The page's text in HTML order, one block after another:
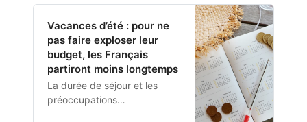
Tinel.
Vacances d’été : pour ne
pas faire exploser leur
budget, les Français
partiront moins longtemps
La durée de séjour et les
préoccupations